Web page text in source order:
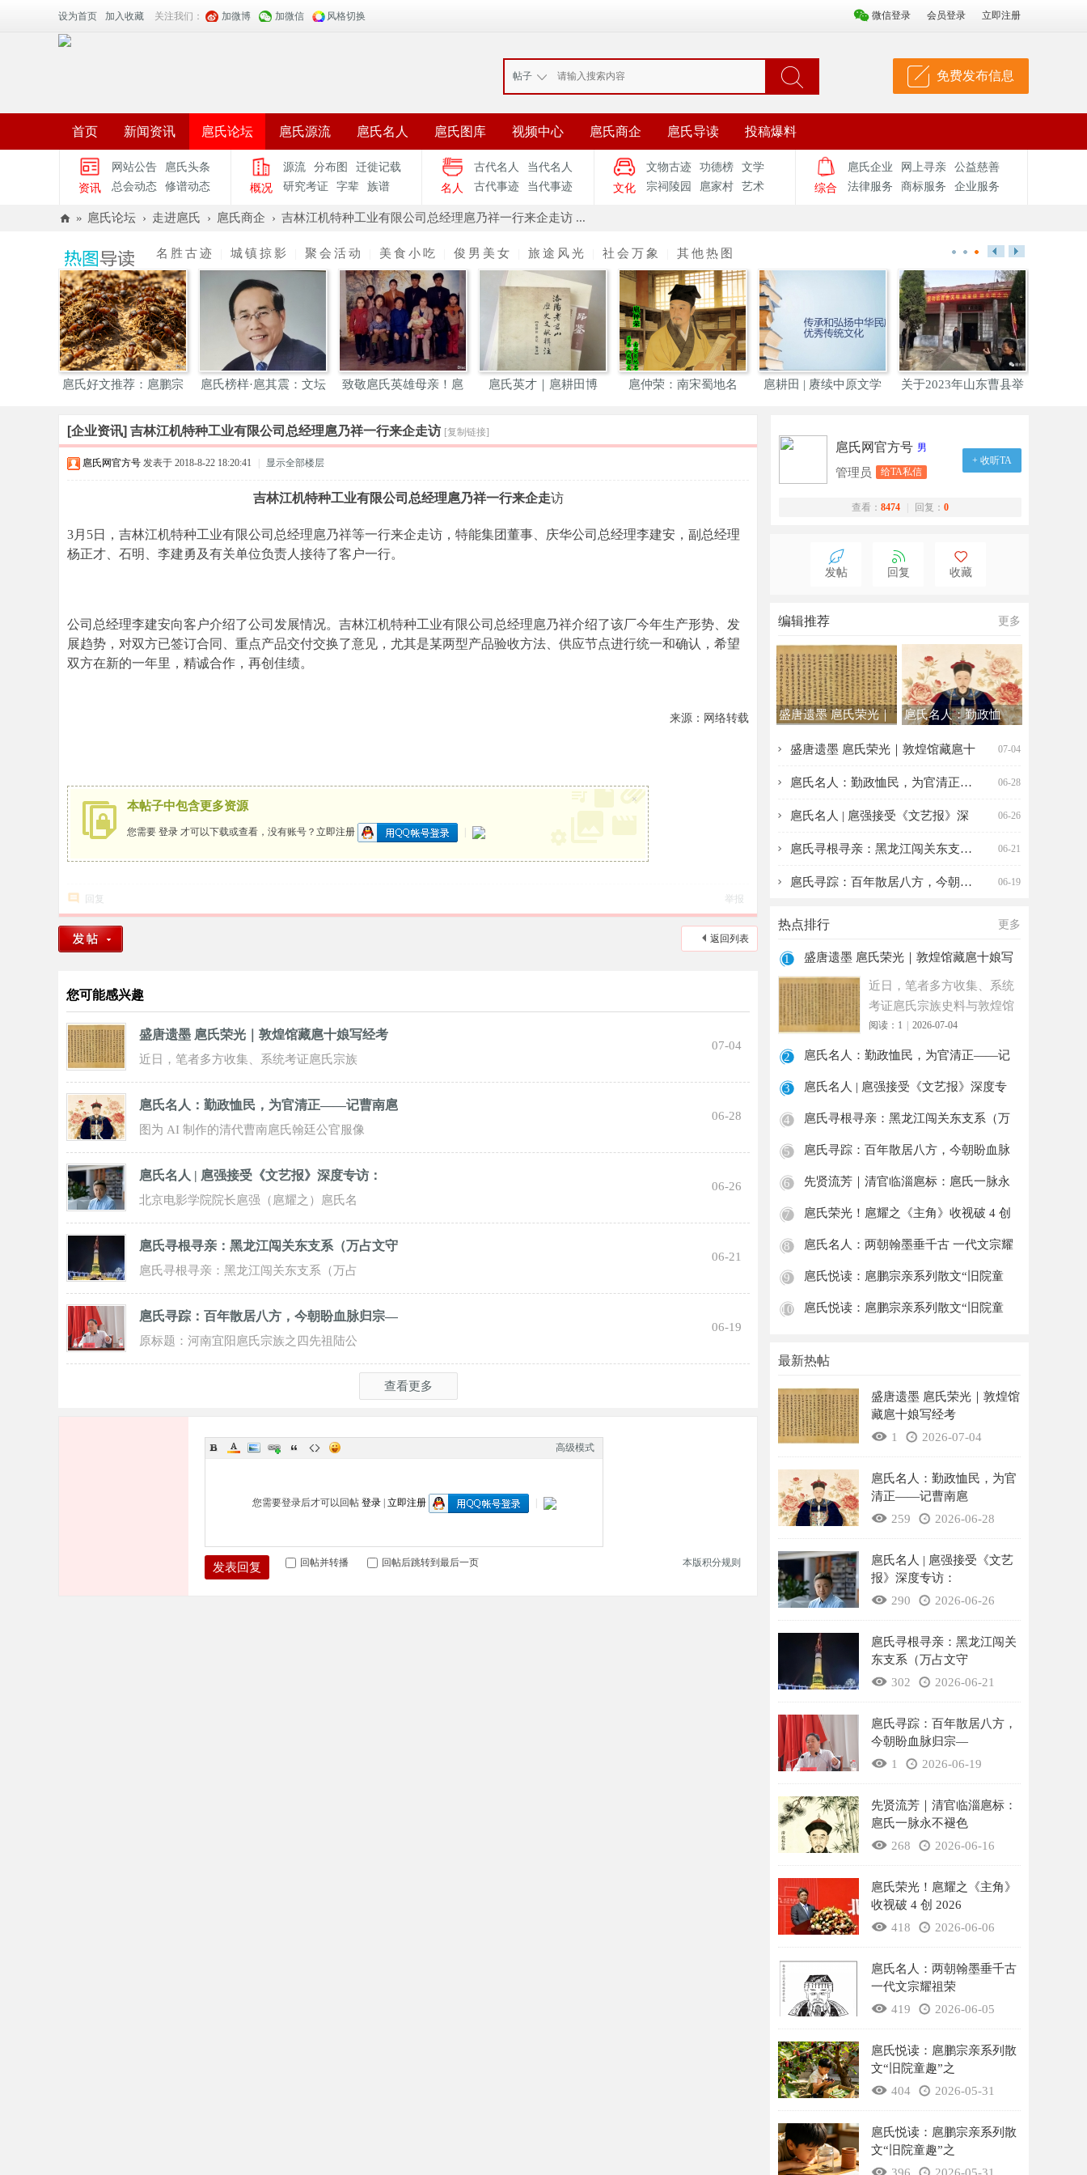
微信登录 会员登录 立即注册
设为首页 加入收藏 关注我们： 加微博 加微信 风格切换
帖子 免费发布信息
首页 新闻资讯 扈氏论坛 扈氏源流 扈氏名人 扈氏图库 视频中心 扈氏商企 扈氏导读 投稿爆料
资讯
网站公告
扈氏头条
总会动态
修谱动态 概况
源流 分布图
迁徙记载
研究考证
字辈 族谱 名人
古代名人
当代名人
古代事迹
当代事迹 文化
文物古迹 功德榜
文学
宗祠陵园
扈家村 艺术 综合
扈氏企业 网上寻亲
公益慈善
法律服务
商标服务 企业服务
氏
官
网
_
中
华
氏
宗
天
下
上
家
园
» 扈氏论坛 › 走进扈氏 › 扈氏商企 › 吉林江机特种工业有限公司总经理扈乃祥一行来企走访 ...
名胜古迹 城镇掠影 聚会活动 美食小吃 俊男美女 旅途风光 社会万象 其他热图
扈氏好文推荐：扈鹏宗
扈氏榜样·扈其震：文坛
致敬扈氏英雄母亲！扈
扈氏英才｜扈耕田博
扈仲荣：南宋蜀地名
扈耕田 | 赓续中原文学
关于2023年山东曹县举
[企业资讯] 吉林江机特种工业有限公司总经理扈乃祥一行来企走访 [复制链接]
扈氏网官方号 发表于 2018-8-22 18:20:41 显示全部楼层
吉林江机特种工业有限公司总经理扈乃祥一行来企走访
3月5日，吉林江机特种工业有限公司总经理扈乃祥等一行来企走访，特能集团董事、庆华公司总经理李建安，副总经理
杨正才、石明、李建勇及有关单位负责人接待了客户一行。
公司总经理李建安向客户介绍了公司发展情况。吉林江机特种工业有限公司总经理扈乃祥介绍了该厂今年生产形势、发
展趋势，对双方已签订合同、重点产品交付交换了意见，尤其是某两型产品验收方法、供应节点进行统一和确认，希望
双方在新的一年里，精诚合作，再创佳绩。
来源：网络转载
本帖子中包含更多资源
您需要 登录 才可以下载或查看，没有账号？ 立即注册 |
×
回复 举报
返回列表
您可能感兴趣
盛唐遗墨 扈氏荣光｜敦煌馆藏扈十娘写经考
近日，笔者多方收集、系统考证扈氏宗族
史料与敦煌馆藏文物资料发现，唐天宝年
间扈十
07-04
扈氏名人：勤政恤民，为官清正——记曹南扈
图为 AI 制作的清代曹南扈氏翰廷公官服像
像中白鹇补子合清代五品文官之制，环以
牡丹
06-28
扈氏名人 | 扈强接受《文艺报》深度专访：
北京电影学院院长扈强（扈耀之）扈氏名
人 | 扈强接受《文艺报》深度专访：深耕
影视
06-26
扈氏寻根寻亲：黑龙江闯关东支系（万占文守
扈氏寻根寻亲：黑龙江闯关东支系（万占
文守永）寻族谱续辈分启事各位扈氏宗
亲、家人
06-21
扈氏寻踪：百年散居八方，今朝盼血脉归宗—
原标题：河南宜阳扈氏宗族之四先祖陆公
后裔族谱考公讳铎（推测为明末清初时
06-19
查看更多
高级模式
您需要登录后才可以回帖 登录| 立即注册
本版积分规则
发表回复 回帖并转播 回帖后跳转到最后一页
扈氏网官方号 男
管理员 给TA私信
+ 收听TA
查看： 8474 回复： 0
发帖 回复 收藏
编辑推荐 更多
盛唐遗墨 扈氏荣光｜
考
扈氏名人：勤政恤
曹南扈
盛唐遗墨 扈氏荣光｜敦煌馆藏扈十 07-04
扈氏名人：勤政恤民，为官清正—— 06-28
扈氏名人 | 扈强接受《文艺报》深 06-26
扈氏寻根寻亲：黑龙江闯关东支系（ 06-21
扈氏寻踪：百年散居八方，今朝盼血 06-19
热点排行 更多
1
盛唐遗墨 扈氏荣光｜敦煌馆藏扈十娘写
经考
近日，笔者多方收集、系统
考证扈氏宗族史料与敦煌馆
藏文物资料发现，唐天宝年
间扈十
阅读：1 2026-07-04
2
扈氏名人：勤政恤民，为官清正——记
3
扈氏名人 | 扈强接受《文艺报》深度专
4
扈氏寻根寻亲：黑龙江闯关东支系（万
5
扈氏寻踪：百年散居八方，今朝盼血脉
6
先贤流芳｜清官临淄扈标：扈氏一脉永
7
扈氏荣光！扈耀之《主角》收视破 4 创
8
扈氏名人：两朝翰墨垂千古 一代文宗耀
9
扈氏悦读：扈鹏宗亲系列散文“旧院童
10
扈氏悦读：扈鹏宗亲系列散文“旧院童
最新热帖
盛唐遗墨 扈氏荣光｜敦煌馆
藏扈十娘写经考
1
2026-07-04
扈氏名人：勤政恤民，为官
清正——记曹南扈
259
2026-06-28
扈氏名人 | 扈强接受《文艺
报》深度专访：
290
2026-06-26
扈氏寻根寻亲：黑龙江闯关
东支系（万占文守
302
2026-06-21
扈氏寻踪：百年散居八方，
今朝盼血脉归宗—
1
2026-06-19
先贤流芳｜清官临淄扈标：
扈氏一脉永不褪色
268
2026-06-16
扈氏荣光！扈耀之《主角》
收视破 4 创 2026
418
2026-06-06
扈氏名人：两朝翰墨垂千古
一代文宗耀祖荣
419
2026-06-05
扈氏悦读：扈鹏宗亲系列散
文“旧院童趣”之
404
2026-05-31
扈氏悦读：扈鹏宗亲系列散
文“旧院童趣”之